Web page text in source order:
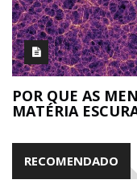
POR QUE AS
MATÉRIA
RECOMENDADO